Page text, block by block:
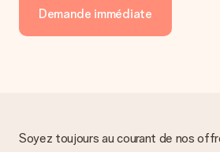
Demande immédiate
Soyez toujours au courant de nos